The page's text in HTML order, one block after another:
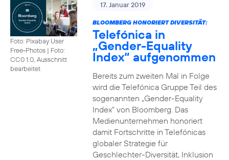
Foto: Pixabay User
Free-Photos | Foto:
CC0 1.0, Ausschnitt
bearbeitet
17. Januar 2019
BLOOMBERG HONORIERT DIVERSITÄT:
Telefónica in
„Gender-Equality
Index“ aufgenommen
Bereits zum zweiten Mal in Folge
wird die Telefónica Gruppe Teil des
sogenannten „Gender-Equality
Index“ von Bloomberg. Das
Medienunternehmen honoriert
damit Fortschritte in Telefónicas
globaler Strategie für
Geschlechter-Diversität, Inklusion